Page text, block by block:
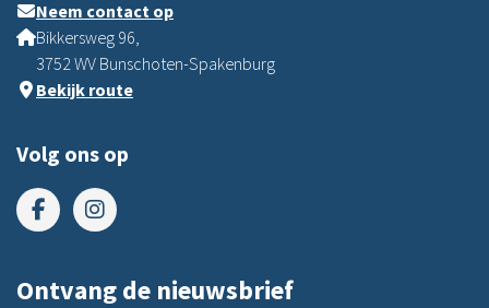
Neem contact op
Bikkersweg 96,
3752 WV Bunschoten-Spakenburg
Bekijk route
Volg ons op
Ontvang de nieuwsbrief